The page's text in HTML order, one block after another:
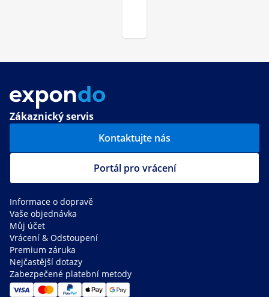
Zákaznický servis
Kontaktujte nás
Portál pro vrácení
Informace o dopravě
Vaše objednávka
Můj účet
Vrácení & Odstoupení
Premium záruka
Nejčastější dotazy
Zabezpečené platební metody